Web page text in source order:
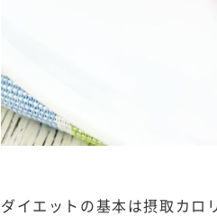
ダイエットの基本は摂取カロ